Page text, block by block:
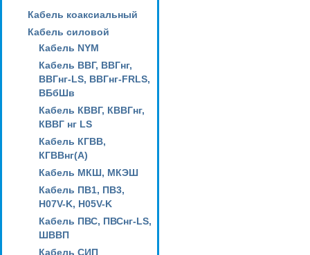
Кабель коаксиальный
Кабель силовой
Кабель NYM
Кабель ВВГ, ВВГнг,
ВВГнг-LS, ВВГнг-FRLS,
ВБбШв
Кабель КВВГ, КВВГнг,
КВВГ нг LS
Кабель КГВВ,
КГВВнг(А)
Кабель МКШ, МКЭШ
Кабель ПВ1, ПВ3,
H07V-K, H05V-K
Кабель ПВС, ПВСнг-LS,
ШВВП
Кабель СИП